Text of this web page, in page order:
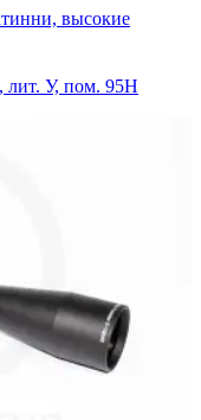
высокие
лит. У, пом. 95Н